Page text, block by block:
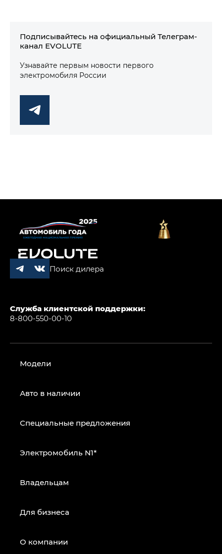
Подписывайтесь на официальный Телеграм-
канал EVOLUTE
Узнавайте первым новости первого
электромобиля России
Поиск дилера
Служба клиентской поддержки:
8-800-550-00-10
Модели
Авто в наличии
Специальные предложения
Электромобиль N1*
Владельцам
Для бизнеса
О компании